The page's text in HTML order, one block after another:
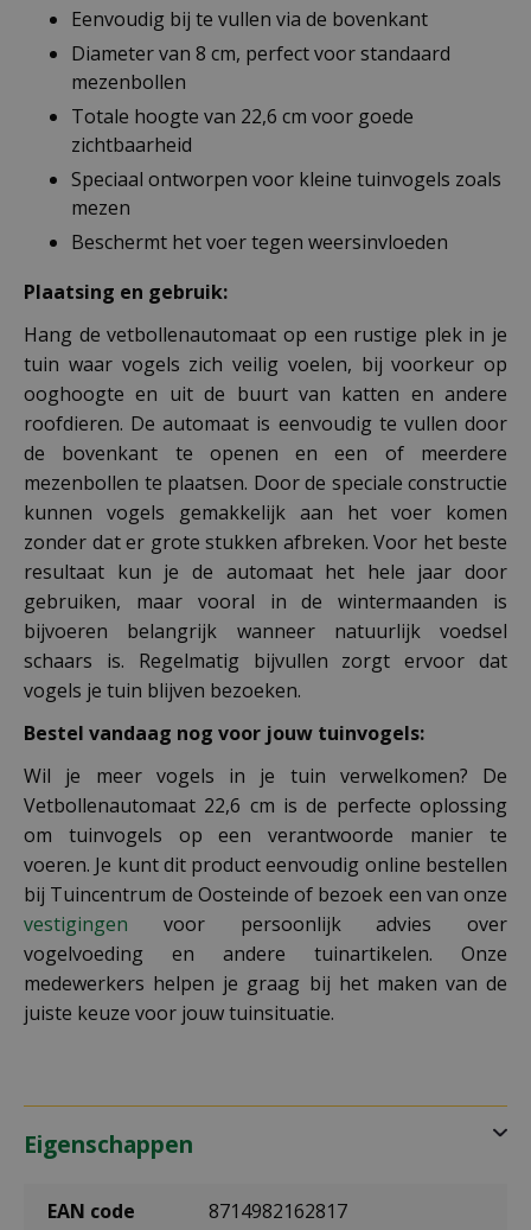
Eenvoudig bij te vullen via de bovenkant
Diameter van 8 cm, perfect voor standaard
mezenbollen
Totale hoogte van 22,6 cm voor goede
zichtbaarheid
Speciaal ontworpen voor kleine tuinvogels zoals
mezen
Beschermt het voer tegen weersinvloeden
Plaatsing en gebruik:
Hang de vetbollenautomaat op een rustige plek in je
tuin waar vogels zich veilig voelen, bij voorkeur op
ooghoogte en uit de buurt van katten en andere
roofdieren. De automaat is eenvoudig te vullen door
de bovenkant te openen en een of meerdere
mezenbollen te plaatsen. Door de speciale constructie
kunnen vogels gemakkelijk aan het voer komen
zonder dat er grote stukken afbreken. Voor het beste
resultaat kun je de automaat het hele jaar door
gebruiken, maar vooral in de wintermaanden is
bijvoeren belangrijk wanneer natuurlijk voedsel
schaars is. Regelmatig bijvullen zorgt ervoor dat
vogels je tuin blijven bezoeken.
Bestel vandaag nog voor jouw tuinvogels:
Wil je meer vogels in je tuin verwelkomen? De
Vetbollenautomaat 22,6 cm is de perfecte oplossing
om tuinvogels op een verantwoorde manier te
voeren. Je kunt dit product eenvoudig online bestellen
bij Tuincentrum de Oosteinde of bezoek een van onze
vestigingen voor persoonlijk advies over
vogelvoeding en andere tuinartikelen. Onze
medewerkers helpen je graag bij het maken van de
juiste keuze voor jouw tuinsituatie.
Eigenschappen
EAN code 8714982162817